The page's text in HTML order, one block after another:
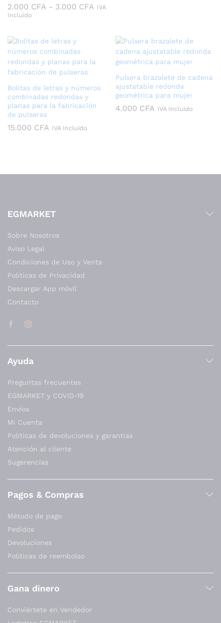
2.000 CFA - 3.000 CFA Rango
2.000 CFA
3.000 CFA
IVA
Incluido
Bolitas de letras y números
combinadas redondas y
planas para la fabricación
de pulseras
15.000 CFA IVA Incluido
Pulsera brazalete de cadena
ajustatable redonda
geométrica para mujer
4.000 CFA IVA Incluido
EGMARKET
Sobre Nosotros
Aviso Legal
Condiciones de Uso y Venta
Políticas de Privacidad
Descargar App móvil
Contacto
Ayuda
Preguntas frecuentes
EGMARKET y COVID-19
Envíos
Mi Cuenta
Políticas de devoluciones y garantías
Atención al cliente
Sugerencias
Pagos & Compras
Método de pago
Pedidos
Devoluciones
Políticas de reembolso
Gana dinero
Conviértete en Vendedor